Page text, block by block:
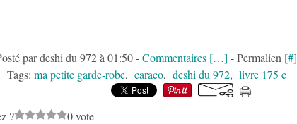
par deshi du 972 à 01:50 -Commentaires […] - Permalien [#]
Tags: ma petite garde-robe, caraco, deshi du 972, livre 175 c
? 0 vote